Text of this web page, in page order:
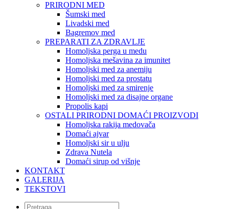
PRIRODNI MED
Šumski med
Livadski med
Bagremov med
PREPARATI ZA ZDRAVLJE
Homoljska perga u medu
Homoljska mešavina za imunitet
Homoljski med za anemiju
Homoljski med za prostatu
Homoljski med za smirenje
Homoljski med za disajne organe
Propolis kapi
OSTALI PRIRODNI DOMAĆI PROIZVODI
Homoljska rakija medovača
Domaći ajvar
Homoljski sir u ulju
Zdrava Nutela
Domaći sirup od višnje
KONTAKT
GALERIJA
TEKSTOVI